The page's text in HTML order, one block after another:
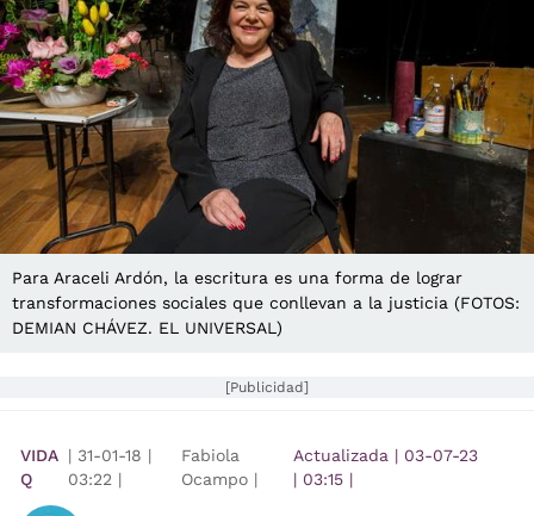
Para Araceli Ardón, la escritura es una forma de lograr
transformaciones sociales que conllevan a la justicia (FOTOS:
DEMIAN CHÁVEZ. EL UNIVERSAL)
[Publicidad]
VIDA
Q
| 31-01-18 |
03:22|
Fabiola
Ocampo |
Actualizada | 03-07-23
| 03:15 |